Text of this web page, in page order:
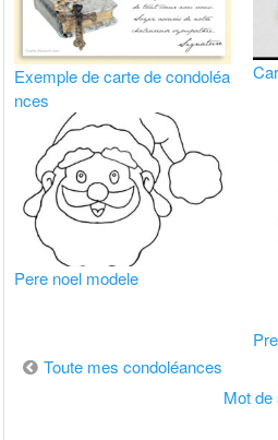
Exemple de carte de condoléa
nces
Pere noel modele
Navigation
Toute mes condoléances
Mot